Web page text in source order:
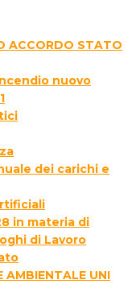
ACCORDO STATO
nuovo
dei carichi e
in materia di
di Lavoro
AMBIENTALE UNI